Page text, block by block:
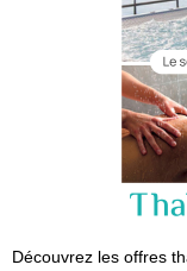
Découvrez les offres